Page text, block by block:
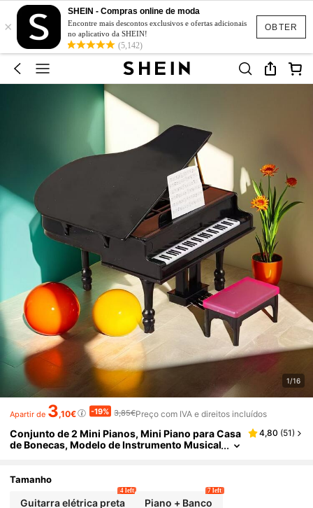
OBTER
×
SHEIN - Compras online de moda
Encontre mais descontos exclusivos e ofertas adicionais
no aplicativo da SHEIN!
(5,142)
1/16
Apartir de 3,10€ -19% 3,85€Preço com IVA e direitos incluídos
Conjunto de 2 Mini Pianos, Mini Piano para Casa
de Bonecas, Modelo de Instrumento Musical
Presente de Natal, Decoração de Natal em Miniat
4,80 (51)
Tamanho
Guitarra elétrica preta
4 left
Piano + Banco
7 left